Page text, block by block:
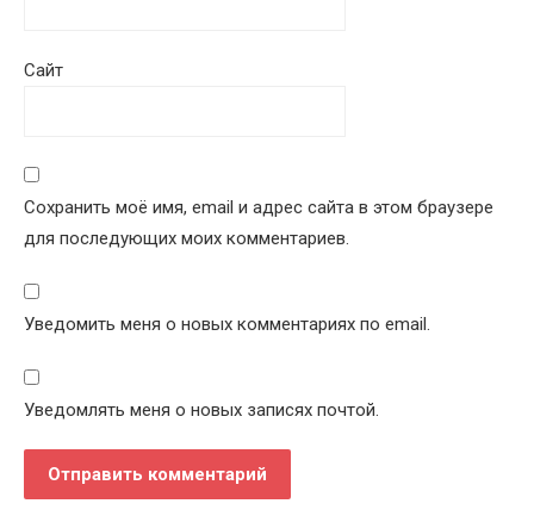
Сайт
Сохранить моё имя, email и адрес сайта в этом браузере
для последующих моих комментариев.
Уведомить меня о новых комментариях по email.
Уведомлять меня о новых записях почтой.